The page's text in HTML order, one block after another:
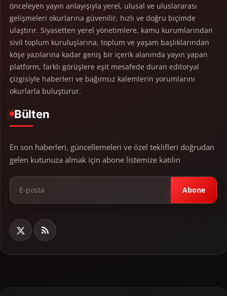
önceleyen yayın anlayışıyla yerel, ulusal ve uluslararası
gelişmeleri okurlarına güvenilir, hızlı ve doğru biçimde
ulaştırır. Siyasetten yerel yönetimlere, kamu kurumlarından
sivil toplum kuruluşlarına, toplum ve yaşam başlıklarından
köşe yazılarına kadar geniş bir içerik alanında yayın yapan
platform, farklı görüşlere eşit mesafede duran editoryal
çizgisiyle haberleri ve bağımsız kalemlerin yorumlarını
okurlarla buluşturur.
Bülten
En son haberleri, güncellemeleri ve özel teklifleri doğrudan
gelen kutunuza almak için abone listemize katılın
Abone